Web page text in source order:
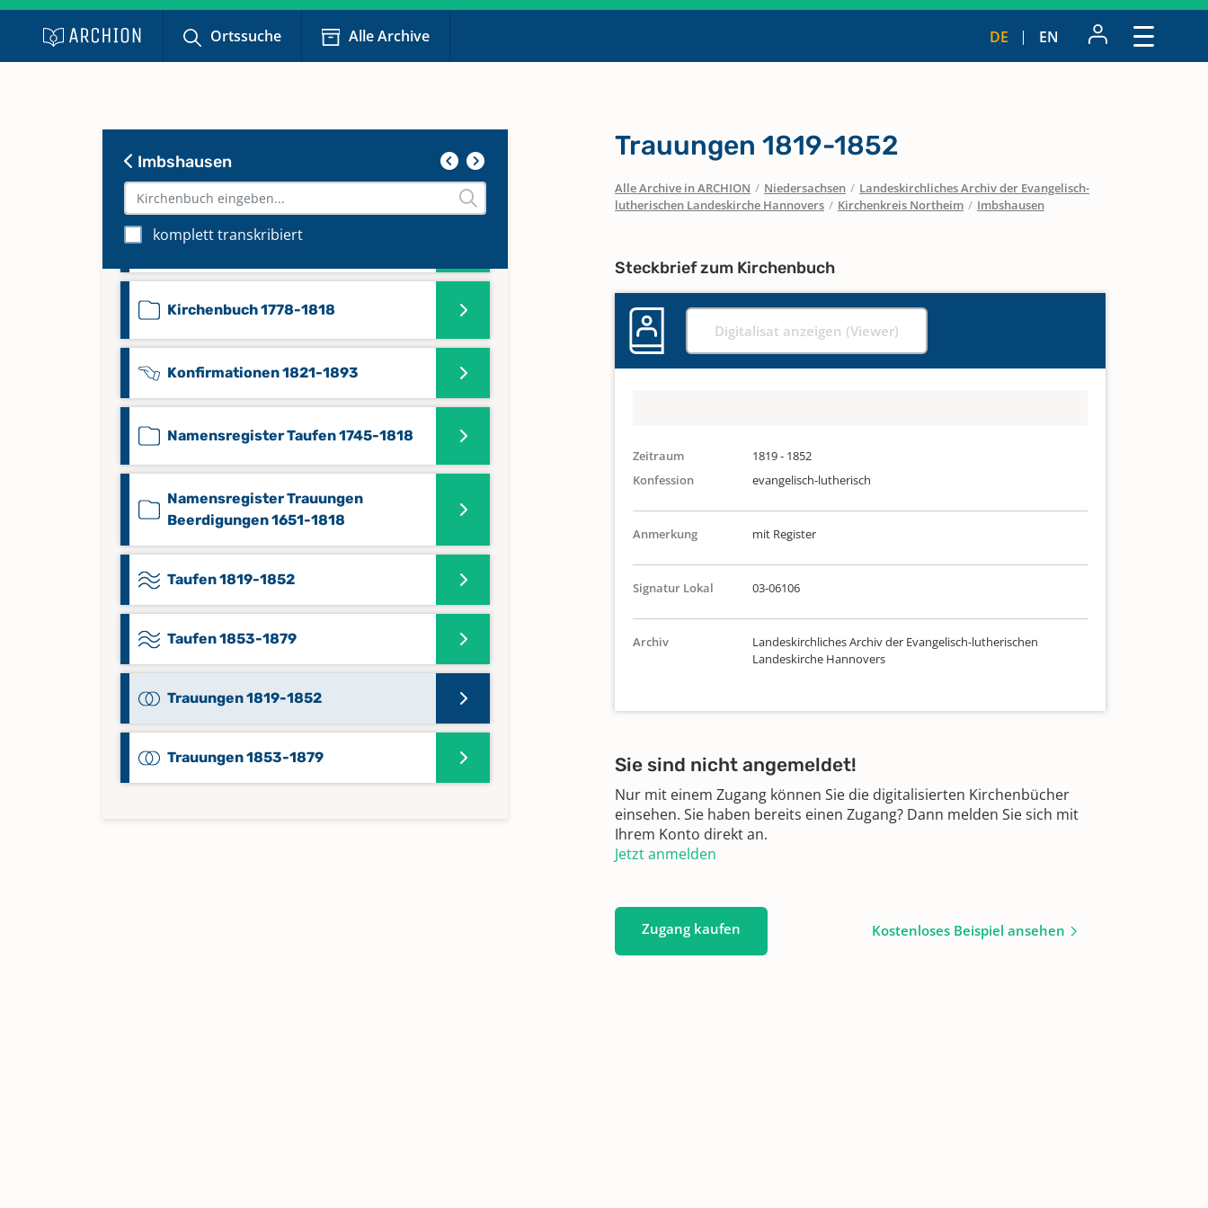
Ortssuche Alle Archive DE EN
Imbshausen
komplett transkribiert
Beerdigungen 1853-1879
Kirchenbuch 1651-1777
Kirchenbuch 1778-1818
Konfirmationen 1821-1893
Namensregister Taufen 1745-1818
Namensregister Trauungen
Beerdigungen 1651-1818
Taufen 1819-1852
Taufen 1853-1879
Trauungen 1819-1852
Trauungen 1853-1879
Trauungen 1819-1852
Alle Archive in ARCHION / Niedersachsen / Landeskirchliches Archiv der Evangelisch-
lutherischen Landeskirche Hannovers / Kirchenkreis Northeim / Imbshausen
Steckbrief zum Kirchenbuch
Digitalisat anzeigen (Viewer)
Zeitraum
1819 - 1852
Konfession
evangelisch-lutherisch
Anmerkung mit Register
Signatur Lokal 03-06106
Archiv
Landeskirchliches Archiv der Evangelisch-lutherischen
Landeskirche Hannovers
Sie sind nicht angemeldet!
Nur mit einem Zugang können Sie die digitalisierten Kirchenbücher
einsehen. Sie haben bereits einen Zugang? Dann melden Sie sich mit
Ihrem Konto direkt an.
Jetzt anmelden
Zugang kaufen Kostenloses Beispiel ansehen